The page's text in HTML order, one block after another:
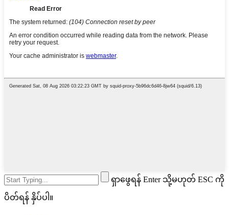
ရှာဖွေရန် Enter သို့မဟုတ် ESC ကို
ပိတ်ရန် နှိပ်ပါ။